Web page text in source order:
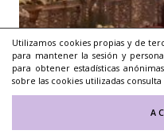
Utilizamos cookies propias y de
para mantener la sesión y
para obtener estadísticas
sobre las cookies utilizadas consulta